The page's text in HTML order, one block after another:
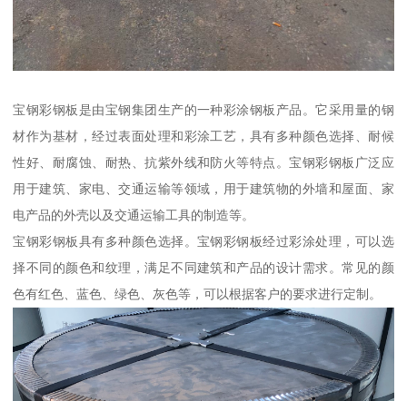
宝钢彩钢板是由宝钢集团生产的一种彩涂钢板产品。它采用量的钢
材作为基材，经过表面处理和彩涂工艺，具有多种颜色选择、耐候
性好、耐腐蚀、耐热、抗紫外线和防火等特点。宝钢彩钢板广泛应
用于建筑、家电、交通运输等领域，用于建筑物的外墙和屋面、家
电产品的外壳以及交通运输工具的制造等。
宝钢彩钢板具有多种颜色选择。宝钢彩钢板经过彩涂处理，可以选
择不同的颜色和纹理，满足不同建筑和产品的设计需求。常见的颜
色有红色、蓝色、绿色、灰色等，可以根据客户的要求进行定制。